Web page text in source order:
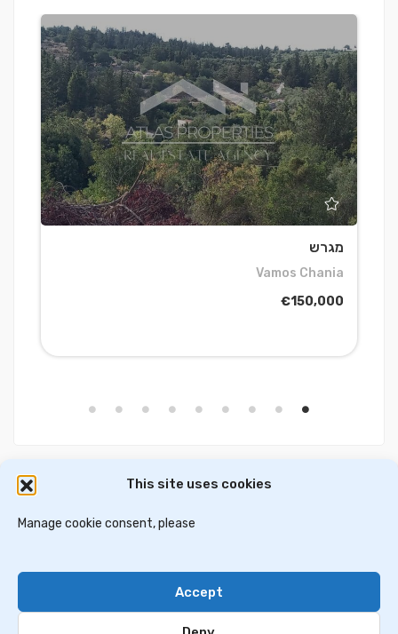
This site uses cookies
Manage cookie consent, please
Accept
מגרש
Vamos Chania
€150,000
Privacy Policy
Contact Us